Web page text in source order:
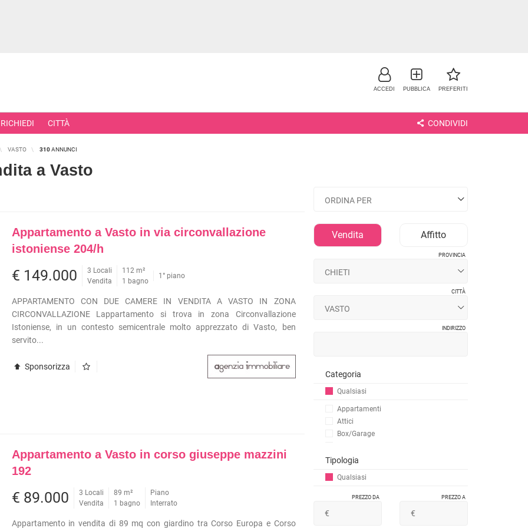
ACCEDI PUBBLICA PREFERITI
RICHIEDI CITTÀ CONDIVIDI
COMMERCIALI
APPARTAMENTI ALL'ULTIMO PIANO
APPARTAMENTI VICINO ALLA
VILLE DI LUSSO
VILLE CON GIARDINO
APPARTAMENTI ARREDATI
APPARTAMENTI CON GIARDINO
VASTO 310ANNUNCI
a Vasto
Appartamento a Vasto in via circonvallazione
istoniense 204/h
€ 149.000
3 Locali
Vendita
112 m²
1 bagno
1° piano
APPARTAMENTO CON DUE CAMERE IN VENDITA A VASTO IN ZONA
CIRCONVALLAZIONE Lappartamento si trova in zona Circonvallazione
Istoniense, in un contesto semicentrale molto apprezzato di Vasto, ben
servito...
Sponsorizza
Appartamento a Vasto in corso giuseppe mazzini
192
€ 89.000
3 Locali
Vendita
89 m²
1 bagno
Piano
Interrato
Appartamento in vendita di 89 mq con giardino tra Corso Europa e Corso
Vendita Affitto
PROVINCIA
CITTÀ
INDIRIZZO
Categoria
Qualsiasi
Appartamenti
Attici
Box/Garage
Case vacanza
Tipologia
Qualsiasi
PREZZO DA PREZZO A